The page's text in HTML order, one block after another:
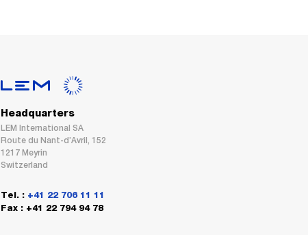
Headquarters
LEM International SA
Route du Nant-d’Avril, 152
1217 Meyrin
Switzerland
Tel. : +41 22 706 11 11
Fax : +41 22 794 94 78